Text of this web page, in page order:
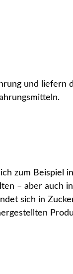
und liefern
zum Beispiel
– aber auch
sich in